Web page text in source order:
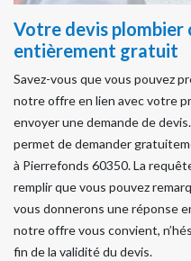
Votre devis
entièrement gratuit
Savez-vous que vous pouvez
notre offre en lien avec votre
envoyer une demande de
permet de demander
à Pierrefonds 60350. La
remplir que vous pouvez
vous donnerons une réponse
notre offre vous convient,
fin de la validité du devis.